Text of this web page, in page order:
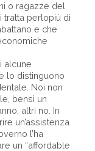
o ragazze del
tratta perlopiù di
e che
alcune
lo distinguono
Noi non
bensì un
altri no. In
un’assistenza
l’ha
un “affordable